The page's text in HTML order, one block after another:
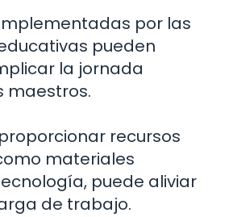
por las
pueden
la jornada
maestros.
recursos
materiales
puede aliviar
de trabajo.